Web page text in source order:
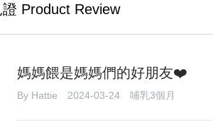
Product Review
媽媽餵是媽媽們的好朋友❤️
By Hattie 2024-03-24 哺乳3個月